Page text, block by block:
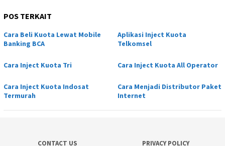
POS TERKAIT
Cara Beli Kuota Lewat Mobile
Banking BCA
Aplikasi Inject Kuota
Telkomsel
Cara Inject Kuota Tri Cara Inject Kuota All Operator
Cara Inject Kuota Indosat
Termurah
Cara Menjadi Distributor Paket
Internet
CONTACT US PRIVACY POLICY